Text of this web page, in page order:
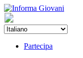
Partecipa